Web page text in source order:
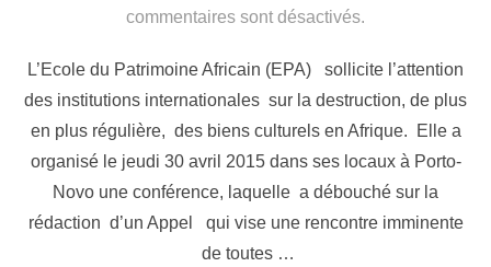
commentaires sont désactivés.
L’Ecole du Patrimoine Africain (EPA) sollicite l’attention
des institutions internationales sur la destruction, de plus
en plus régulière, des biens culturels en Afrique. Elle a
organisé le jeudi 30 avril 2015 dans ses locaux à Porto-
Novo une conférence, laquelle a débouché sur la
rédaction d’un Appel qui vise une rencontre imminente
de toutes …